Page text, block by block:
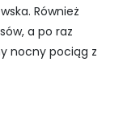
Również
a po raz
nocny pociąg z